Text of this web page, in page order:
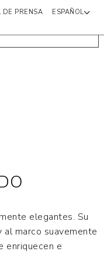
DE PRENSA ESPAÑOL
DÓNDE COMPRAR
elegantes. Su
marco suavemente
enriquecen e